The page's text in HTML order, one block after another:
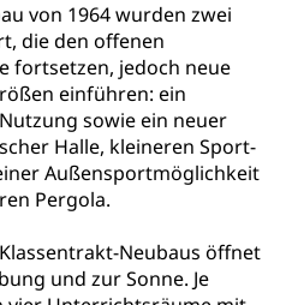
von 1964 wurden zwei
die den offenen
fortsetzen, jedoch neue
einführen: ein
sowie ein neuer
Halle, kleineren Sport-
Außensportmöglichkeit
Pergola.
Neubaus öffnet
und zur Sonne. Je